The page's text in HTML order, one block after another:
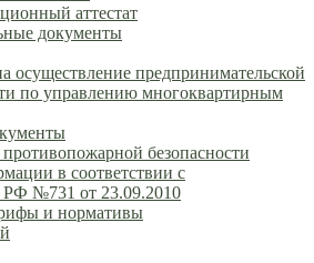
аттестат
документы
осуществление предпринимательской
по управлению многоквартирным
безопасности
в соответствии с
РФ №731 от 23.09.2010
и нормативы